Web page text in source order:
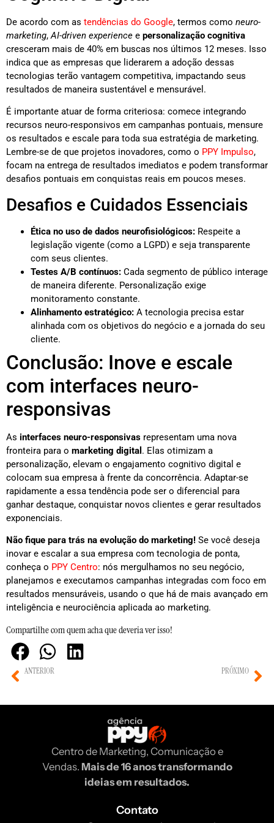
De acordo com as tendências do Google, termos como neuro-
marketing,AI-driven experience e personalização cognitiva
cresceram mais de 40% em buscas nos últimos 12 meses. Isso
indica que as empresas que liderarem a adoção dessas
tecnologias terão vantagem competitiva, impactando seus
resultados de maneira sustentável e mensurável.
É importante atuar de forma criteriosa: comece integrando
recursos neuro-responsivos em campanhas pontuais, mensure
os resultados e escale para toda sua estratégia de marketing.
Lembre-se de que projetos inovadores, como o PPY Impulso,
focam na entrega de resultados imediatos e podem transformar
desafios pontuais em conquistas reais em poucos meses.
Desafios e Cuidados Essenciais
Ética no uso de dados neurofisiológicos: Respeite a
legislação vigente (como a LGPD) e seja transparente
com seus clientes.
Testes A/B contínuos: Cada segmento de público interage
de maneira diferente. Personalização exige
monitoramento constante.
Alinhamento estratégico: A tecnologia precisa estar
alinhada com os objetivos do negócio e a jornada do seu
cliente.
Conclusão: Inove e escale
com interfaces neuro-
responsivas
As interfaces neuro-responsivas representam uma nova
fronteira para o marketing digital . Elas otimizam a
personalização, elevam o engajamento cognitivo digital e
colocam sua empresa à frente da concorrência. Adaptar-se
rapidamente a essa tendência pode ser o diferencial para
ganhar destaque, conquistar novos clientes e gerar resultados
exponenciais.
Não fique para trás na evolução do marketing! Se você deseja
inovar e escalar a sua empresa com tecnologia de ponta,
conheça o PPY Centro: nós mergulhamos no seu negócio,
planejamos e executamos campanhas integradas com foco em
resultados mensuráveis, usando o que há de mais avançado em
inteligência e neurociência aplicada ao marketing.
Compartilhe com quem acha que deveria ver isso!
ANTERIOR PRÓXIMO
Centro de Marketing, Comunicação e
Vendas. Mais de 16 anos transformando
ideias em resultados.
Contato